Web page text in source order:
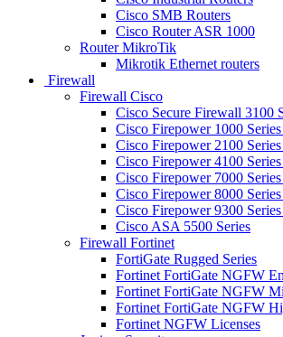
Cisco SMB Routers
Cisco Router ASR 1000
Router MikroTik
Mikrotik Ethernet routers
Firewall
Firewall Cisco
Cisco Secure Firewall 3100
Cisco Firepower 1000
Cisco Firepower 2100
Cisco Firepower 4100
Cisco Firepower 7000
Cisco Firepower 8000
Cisco Firepower 9300
Cisco ASA 5500 Series
Firewall Fortinet
FortiGate Rugged Series
Fortinet FortiGate NGFW
Fortinet FortiGate NGFW
Fortinet FortiGate NGFW
Fortinet NGFW Licenses